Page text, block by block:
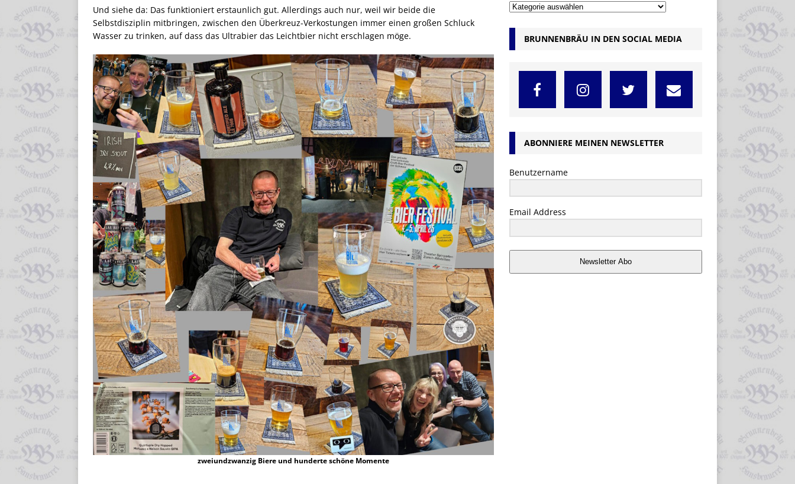
Und siehe da: Das funktioniert erstaunlich gut. Allerdings auch nur, weil wir beide die
Selbstdisziplin mitbringen, zwischen den Überkreuz-Verkostungen immer einen großen Schluck
Wasser zu trinken, auf dass das Ultrabier das Leichtbier nicht erschlagen möge.
zweiundzwanzig Biere und hunderte schöne Momente
BRUNNENBRÄU IN DEN SOCIAL MEDIA
ABONNIERE MEINEN NEWSLETTER
Benutzername
Email Address
Newsletter Abo